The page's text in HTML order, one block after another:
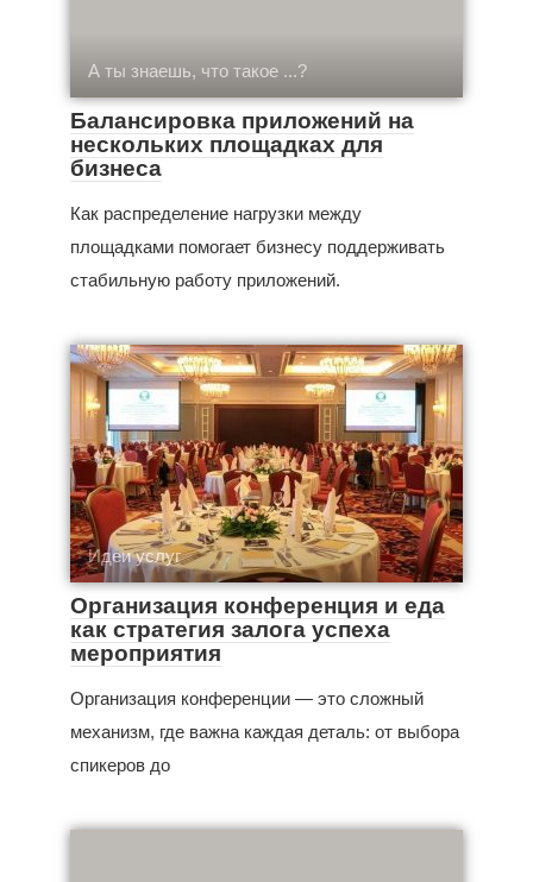
А ты знаешь, что такое ...?
Балансировка приложений на
нескольких площадках для
бизнеса
Как распределение нагрузки между
площадками помогает бизнесу поддерживать
стабильную работу приложений.
Идеи услуг
Организация конференция и еда
как стратегия залога успеха
мероприятия
Организация конференции — это сложный
механизм, где важна каждая деталь: от выбора
спикеров до